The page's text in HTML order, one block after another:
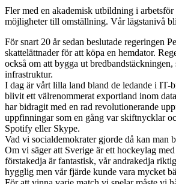
Fler med en akademisk utbildning i
möjligheter till omställning. Vår lägstanivå
För snart 20 år sedan beslutade regeringen
skattelättnader för att köpa en hemdator.
också om att bygga ut
infrastruktur.
I dag är vårt lilla land bland de ledande i IT-
blivit ett välrenommerat exportland inom
har bidragit med en rad revolutionerande
uppfinningar som en gång var skiftnycklar
Spotify eller Skype.
Vad vi socialdemokrater gjorde då kan man
Om vi säger att Sverige är ett hockeylag
förstakedja är fantastisk, vår andrakedja
hygglig men vår fjärde kunde vara mycket